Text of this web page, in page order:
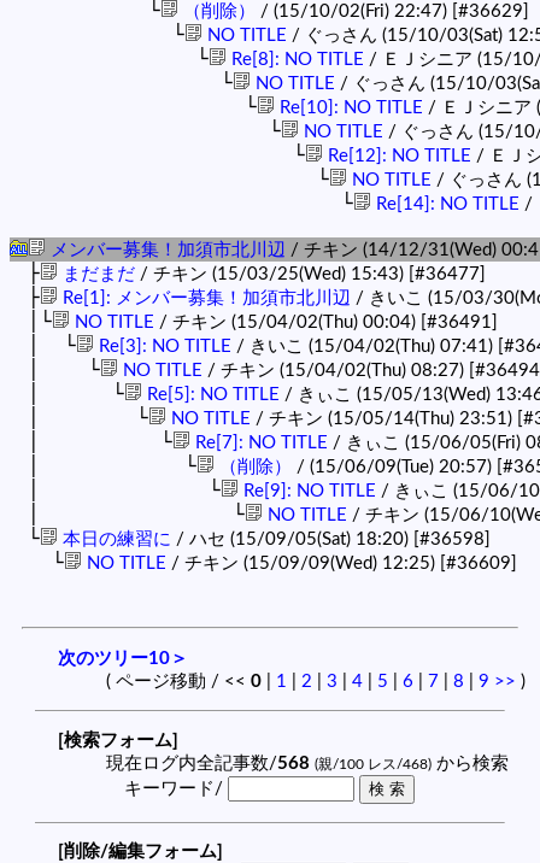
└ （削除） / (15/10/02(Fri) 22:47) [#36629]
└ NO TITLE / ぐっさん (15/10/03(Sat)
└ Re[8]: NO TITLE / ＥＪシニア (15/
└ NO TITLE / ぐっさん (15/10/
└ Re[10]: NO TITLE / ＥＪシニア
└ NO TITLE / ぐっさん (15/
└ Re[12]: NO TITLE / ＥＪ
└ NO TITLE / ぐっさん
└ Re[14]: NO TITLE /
メンバー募集！加須市北川辺 / チキン (14/12/31(Wed)
├ まだまだ / チキン (15/03/25(Wed) 15:43) [#36477]
├ Re[1]: メンバー募集！加須市北川辺 / きいこ (15/03/
│└ NO TITLE / チキン (15/04/02(Thu) 00:04) [#36491]
│ └ Re[3]: NO TITLE / きいこ (15/04/02(Thu) 07:41)
│ └ NO TITLE / チキン (15/04/02(Thu) 08:27)
│ └ Re[5]: NO TITLE / きぃこ (15/05/13(Wed)
│ └ NO TITLE / チキン (15/05/14(Thu) 23:51)
│ └ Re[7]: NO TITLE / きぃこ (15/06/05(Fri)
│ └ （削除） / (15/06/09(Tue) 20:57)
│ └ Re[9]: NO TITLE / きぃこ (15/06/
│ └ NO TITLE / チキン (15/06/
└ 本日の練習に / ハセ (15/09/05(Sat) 18:20) [#36598]
└ NO TITLE / チキン (15/09/09(Wed) 12:25) [#36609]
次のツリー10＞
( ページ移動 / << 0 1 2 3 4 5 6 7 8 9 >> )
[検索フォーム]
現在ログ内全記事数/568 (親/100 レス/468) から検索
キーワード/
[削除/編集フォーム]